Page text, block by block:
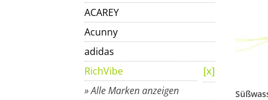
ACAREY
Acunny
adidas
RichVibe
» Alle Marken anzeigen